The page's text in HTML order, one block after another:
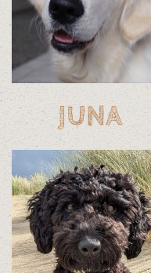
JUNA